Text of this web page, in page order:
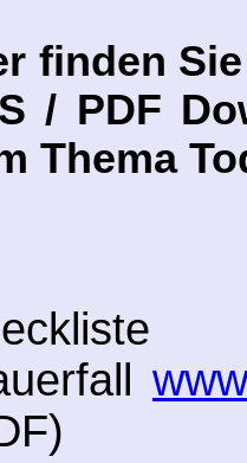
finden
/ PDF
Thema